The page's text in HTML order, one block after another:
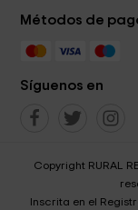
Métodos de
Síguenos en
Copyright RURAL
Inscrita en el